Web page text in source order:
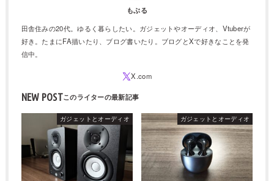
もぶる
田舎住みの20代。ゆるく暮らしたい。ガジェットやオーディオ、Vtuberが
好き。たまにFA描いたり、ブログ書いたり。ブログとXで好きなことを発
信中。
NEW POST
ガジェットとオーディオ ガジェットとオーディオ